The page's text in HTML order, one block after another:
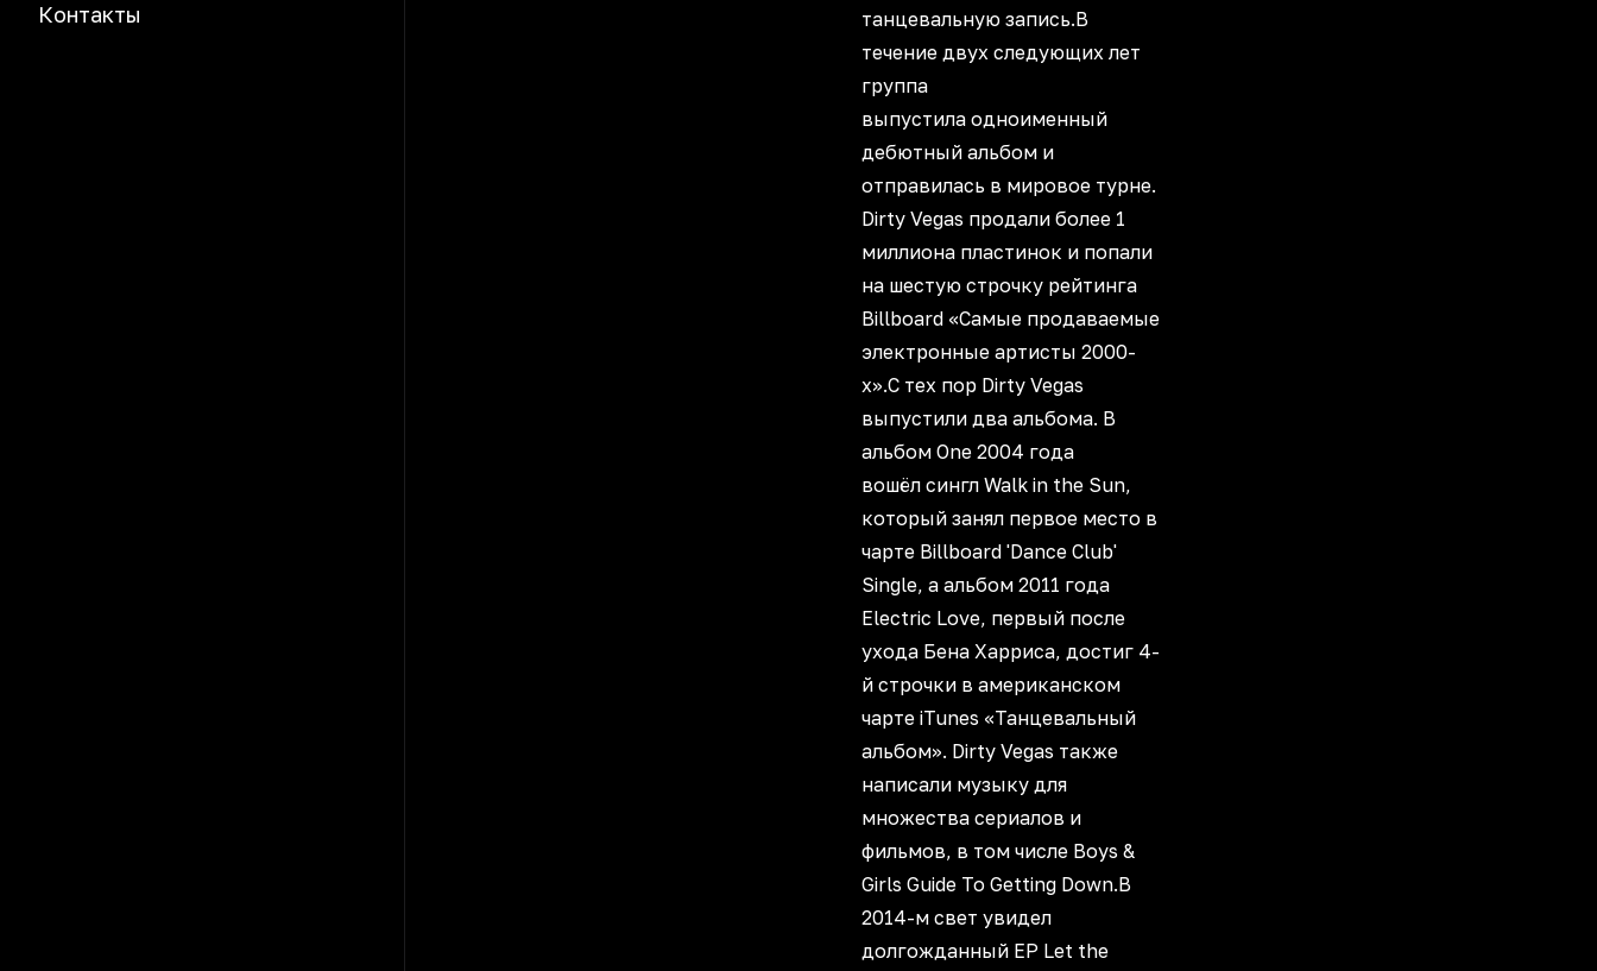
Контакты
танцевальную запись.В
течение двух следующих лет
группа
выпустила одноименный
дебютный альбом и
отправилась в мировое турне.
Dirty Vegas продали более 1
миллиона пластинок и попали
на шестую строчку рейтинга
Billboard «Самые продаваемые
электронные артисты 2000-
х».С тех пор Dirty Vegas
выпустили два альбома. В
альбом One 2004 года
вошёл сингл Walk in the Sun,
который занял первое место в
чарте Billboard 'Dance Club'
Single, а альбом 2011 года
Electric Love, первый после
ухода Бена Харриса, достиг 4-
й строчки в американском
чарте iTunes «Танцевальный
альбом». Dirty Vegas также
написали музыку для
множества сериалов и
фильмов, в том числе Boys &
Girls Guide To Getting Down.В
2014-м свет увидел
долгожданный EP Let the